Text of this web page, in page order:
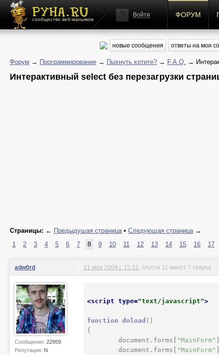
сообщество веб-маньяков
Войти ФОРУМ
новые сообщения ответы на мои
Форум → Программирование → Пыхнуть хотите? → F.A.Q. →
Интерактивный select без перезагрузки
Страницы: ← Предыдущая страница• Следующая страница→
1
2 3 4 5 6 7 8 9 10 11 12 13 14 15 16 17
adw0rd
Сообщения: 22959
Репутация: N
21 мая 2009 г. 15:31 , спустя 11 минут 7 секунд
<script type="text/javascript">
function doload ()
{
	document.forms[
"MainForm"
	document.forms[
"MainForm"